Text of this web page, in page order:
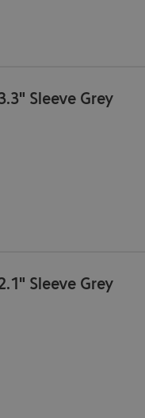
Sleeve Grey
Sleeve Grey